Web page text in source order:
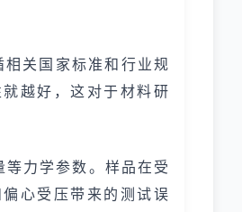
关国家标准和行业规
越好，这对于材料研
力学参数。样品在受
心受压带来的测试误